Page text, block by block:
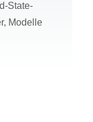
State-
Modelle